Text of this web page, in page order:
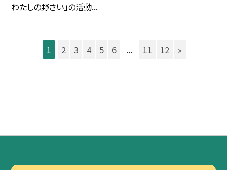
わたしの野さい」の活動...
1 2 3 4 5 6 ... 11 12 »